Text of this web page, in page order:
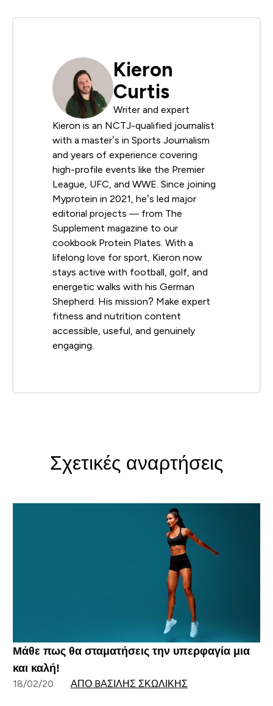
Kieron
Curtis
Writer and expert
Kieron is an NCTJ-qualified journalist
with a master’s in Sports Journalism
and years of experience covering
high-profile events like the Premier
League, UFC, and WWE. Since joining
Myprotein in 2021, he’s led major
editorial projects — from The
Supplement magazine to our
cookbook Protein Plates. With a
lifelong love for sport, Kieron now
stays active with football, golf, and
energetic walks with his German
Shepherd. His mission? Make expert
fitness and nutrition content
accessible, useful, and genuinely
engaging.
Σχετικές αναρτήσεις
Μάθε πως θα σταματήσεις την υπερφαγία μια
και καλή!
18/02/20 ΑΠΌ BΑΣΊΛΗΣ ΣΚΩΛΊΚΗΣ